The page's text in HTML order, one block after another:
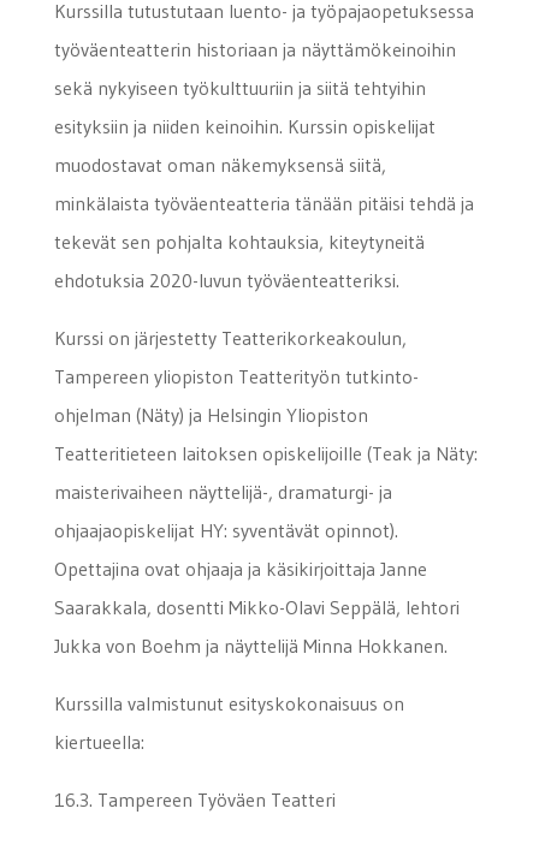
Kurssilla tutustutaan luento- ja työpajaopetuksessa
työväenteatterin historiaan ja näyttämökeinoihin
sekä nykyiseen työkulttuuriin ja siitä tehtyihin
esityksiin ja niiden keinoihin. Kurssin opiskelijat
muodostavat oman näkemyksensä siitä,
minkälaista työväenteatteria tänään pitäisi tehdä ja
tekevät sen pohjalta kohtauksia, kiteytyneitä
ehdotuksia 2020-luvun työväenteatteriksi.
Kurssi on järjestetty Teatterikorkeakoulun,
Tampereen yliopiston Teatterityön tutkinto-
ohjelman (Näty) ja Helsingin Yliopiston
Teatteritieteen laitoksen opiskelijoille (Teak ja Näty:
maisterivaiheen näyttelijä-, dramaturgi- ja
ohjaajaopiskelijat HY: syventävät opinnot).
Opettajina ovat ohjaaja ja käsikirjoittaja Janne
Saarakkala, dosentti Mikko-Olavi Seppälä, lehtori
Jukka von Boehm ja näyttelijä Minna Hokkanen.
Kurssilla valmistunut esityskokonaisuus on
kiertueella:
16.3. Tampereen Työväen Teatteri